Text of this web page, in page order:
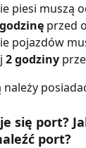
piesi muszą
przed
pojazdów
2 godziny
się port?
port?